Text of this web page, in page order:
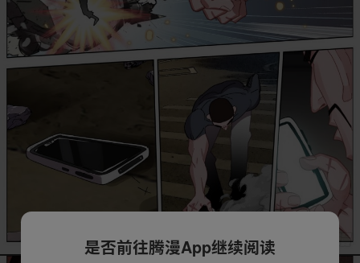
是否前往腾漫App继续阅读